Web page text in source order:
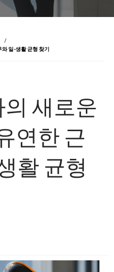
일-생활 균형 찾기
새로운
연한 근
활 균형